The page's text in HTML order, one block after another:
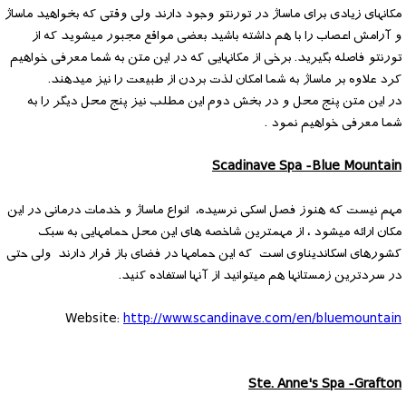
مکانهای زیادی برای ماساژ در تورنتو وجود دارند ولی وقتی که بخواهید ماساژ
و آرامش اعصاب را با هم داشته باشید بعضی مواقع مجبور میشوید که از
تورنتو فاصله بگیرید. برخی از مکانهایی که در این متن به شما معرفی خواهیم
کرد علاوه بر ماساژ به شما امکان لذت بردن از طبیعت را نیز میدهند.
در این متن پنج محل و در بخش دوم این مطلب نیز پنج محل دیگر را به
شما معرفی خواهیم نمود .
Scadinave Spa -Blue Mountain
مهم نیست که هنوز فصل اسکی نرسیده، انواع ماساژ و خدمات درمانی در این
مکان ارائه میشود ، از مهمترین شاخصه های این محل حمامهایی به سبک
کشورهای اسکاندیناوی است که این حمامها در فضای باز قرار دارند ولی حتی
در سردترین زمستانها هم میتوانید از آنها استفاده کنید.
Website:http://www.scandinave.com/en/bluemountain
Ste. Anne's Spa -Grafton